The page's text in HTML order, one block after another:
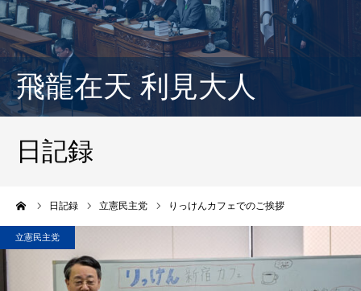
飛龍在天 利見大人
日記録
日記録 立憲民主党 りっけんカフェでのご挨拶
立憲民主党